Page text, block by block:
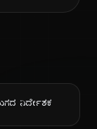
ನಿರ್ದೇಶಕ